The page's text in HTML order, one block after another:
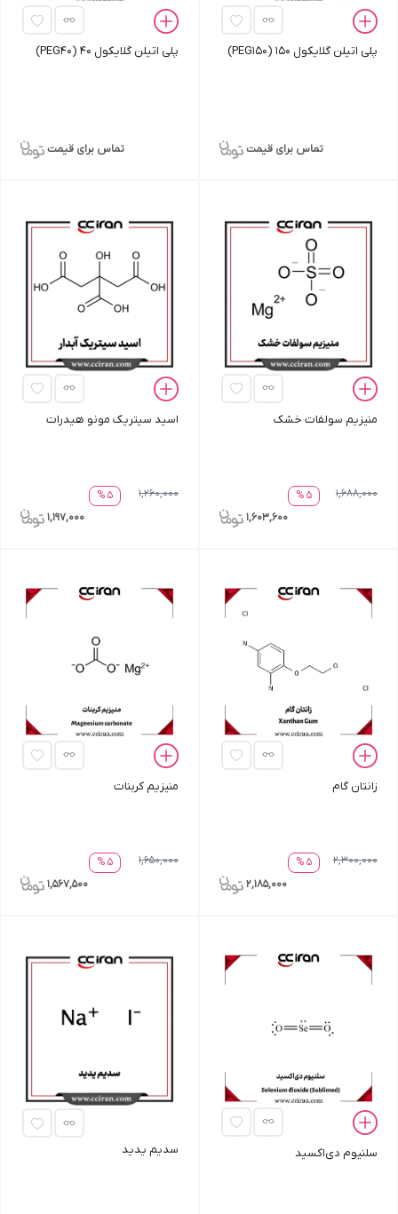
پلی اتیلن گلایکول 150 (PEG150)
تماس برای قیمت
پلی اتیلن گلایکول 40 (PEG40)
تماس برای قیمت
منیزیم سولفات خشک
5 %
1,688,000
1,603,600
اسید سیتریک مونو هیدرات
5 %
1,260,000
1,197,000
زانتان گام
5 %
2,300,000
2,185,000
منیزیم کربنات
5 %
1,650,000
1,567,500
سلنیوم دی‌اکسید سدیم یدید